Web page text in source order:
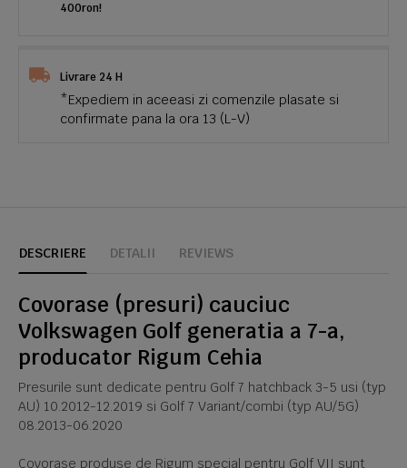
400ron!
Livrare 24 H
*Expediem in aceeasi zi comenzile plasate si
confirmate pana la ora 13 (L-V)
DESCRIERE DETALII REVIEWS
Covorase (presuri) cauciuc
Volkswagen Golf generatia a 7-a,
producator Rigum Cehia
Presurile sunt dedicate pentru Golf 7 hatchback 3-5 usi (typ
AU) 10.2012-12.2019 si Golf 7 Variant/combi (typ AU/5G)
08.2013-06.2020
Covorase produse de Rigum special pentru Golf VII sunt